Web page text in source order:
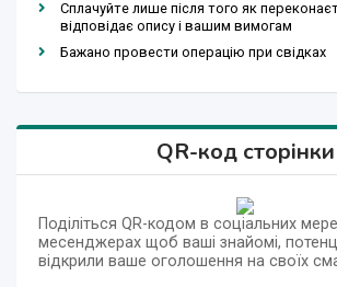
Сплачуйте лише після того як
відповідає опису і вашим вимогам
Бажано провести операцію при свідках
QR-код сторінки
Поділіться QR-кодом в соціальних
месенджерах щоб ваші знайомі,
відкрили ваше оголошення на своїх